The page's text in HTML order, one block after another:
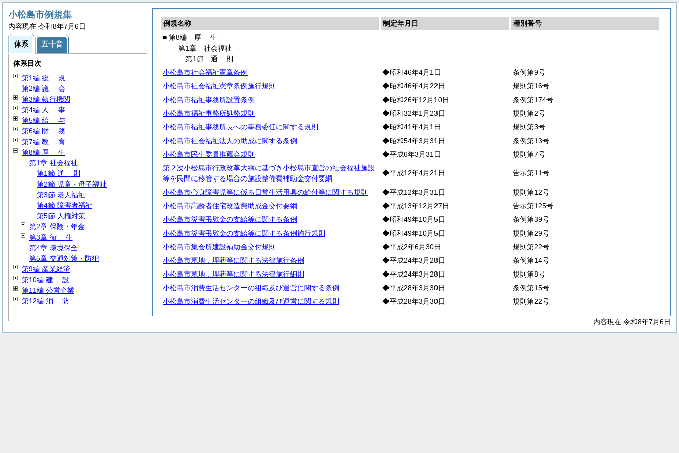
例規名称 制定年月日
種別番号
■ 第8編 厚 生
第1章 社会福祉
第1節 通 則
小松島市社会福祉憲章条例
◆昭和46年4月1日
条例第9号
小松島市社会福祉憲章条例施行規則
◆昭和46年4月22日
規則第16号
小松島市福祉事務所設置条例
◆昭和26年12月10日
条例第174号
小松島市福祉事務所処務規則
◆昭和32年1月23日
規則第2号
小松島市福祉事務所長への事務委任に関する規則
◆昭和41年4月1日
規則第3号
小松島市社会福祉法人の助成に関する条例
◆昭和54年3月31日
条例第13号
小松島市民生委員推薦会規則
◆平成6年3月31日
規則第7号
第２次小松島市行政改革大綱に基づき小松島市直営の社会福祉施設
等を民間に移管する場合の施設整備費補助金交付要綱
◆平成12年4月21日 告示第11号
小松島市心身障害児等に係る日常生活用具の給付等に関する規則 ◆平成12年3月31日
規則第12号
小松島市高齢者住宅改造費助成金交付要綱
◆平成13年12月27日
告示第125号
小松島市災害弔慰金の支給等に関する条例
◆昭和49年10月5日
条例第39号
小松島市災害弔慰金の支給等に関する条例施行規則
◆昭和49年10月5日
規則第29号
小松島市集会所建設補助金交付規則
◆平成2年6月30日
規則第22号
小松島市墓地，埋葬等に関する法律施行条例
◆平成24年3月28日
条例第14号
小松島市墓地，埋葬等に関する法律施行細則
◆平成24年3月28日
規則第8号
小松島市消費生活センターの組織及び運営に関する条例
◆平成28年3月30日
条例第15号
小松島市消費生活センターの組織及び運営に関する規則
◆平成28年3月30日 規則第22号
内容現在 令和8年7月6日
小松島市例規集
内容現在 令和8年7月6日
体系 五十音
体系目次
第1編 総 規
第2編 議 会
第3編 執行機関
第4編 人 事
第5編 給 与
第6編 財 務
第7編 教 育
第8編 厚 生
第1章 社会福祉
第1節 通 則
第2節 児童・母子福祉
第3節 老人福祉
第4節 障害者福祉
第5節 人権対策
第2章 保険・年金
第3章 衛 生
第4章 環境保全
第5章 交通対策・防犯
第9編 産業経済
第10編 建 設
第11編 公営企業
第12編 消 防